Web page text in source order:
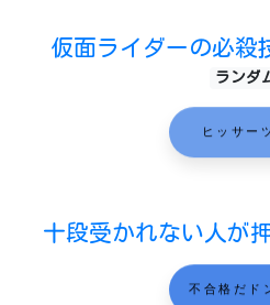
仮面ライダーの必殺
ランダ
ヒッサー
十段受かれない人が
不合格だド